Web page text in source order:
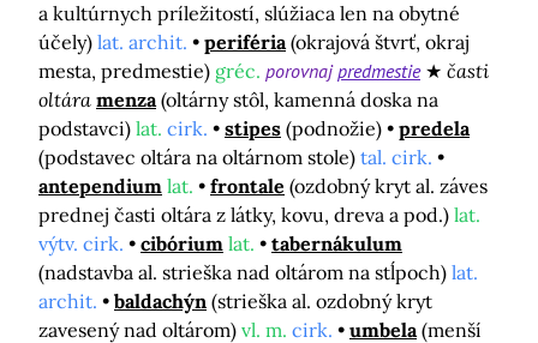
a kultúrnych príležitostí, slúžiaca len na obytné
účely) lat. archit. periféria (okrajová štvrť, okraj
mesta, predmestie) gréc. porovnajpredmestie
časti
oltára menza (oltárny stôl, kamenná doska na
podstavci) lat. cirk. stipes (podnožie)
predela
(podstavec oltára na oltárnom stole) tal. cirk.
antependium lat. frontale (ozdobný kryt al. záves
prednej časti oltára z látky, kovu, dreva a pod.) lat.
výtv. cirk.
cibórium lat.
tabernákulum
(nadstavba al. strieška nad oltárom na stĺpoch) lat.
archit.
baldachýn (strieška al. ozdobný kryt
zavesený nad oltárom) vl. m. cirk. umbela (menší